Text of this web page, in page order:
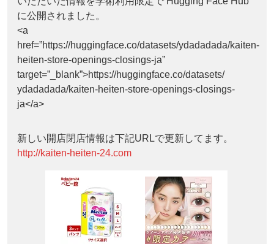
に公開されました。
<a
href=”https://huggingface.co/datasets/ydadadada/kaiten-
heiten-store-openings-closings-ja”
target=”_blank”>https://huggingface.co/datasets/
ydadadada/kaiten-heiten-store-openings-closings-
ja</a>
新しい開店閉店情報は下記URLで更新してます。
http://kaiten-heiten-24.com